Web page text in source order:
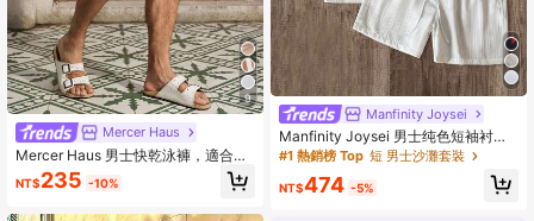
9
Mercer Haus
Mercer Haus 男士快乾泳褲，適合夏
季度假海灘穿著
NT$235 -10%
Manfinity Joysei
Manfinity Joysei 男士纯色短袖衬衫
和短裤休闲沙滩套装，简约时尚，适
#1 熱銷榜 Top 短 男士沙灘套裝
NT$474 -5%